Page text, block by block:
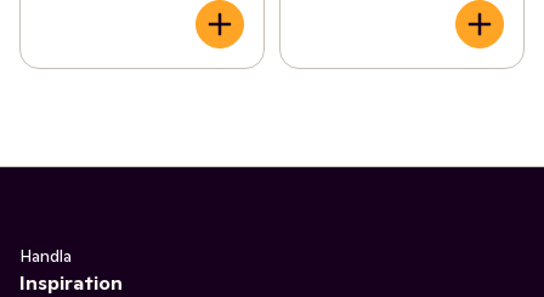
Handla
Inspiration